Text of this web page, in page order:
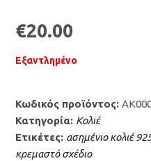
€20.00
Εξαντλημένο
Κωδικός προϊόντος:
Κατηγορία: Κολιέ
Ετικέτες: ασημένιο κολιέ
κρεμαστό σχέδιο